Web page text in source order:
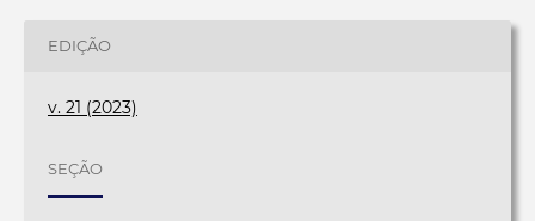
EDIÇÃO
v. 21 (2023)
SEÇÃO